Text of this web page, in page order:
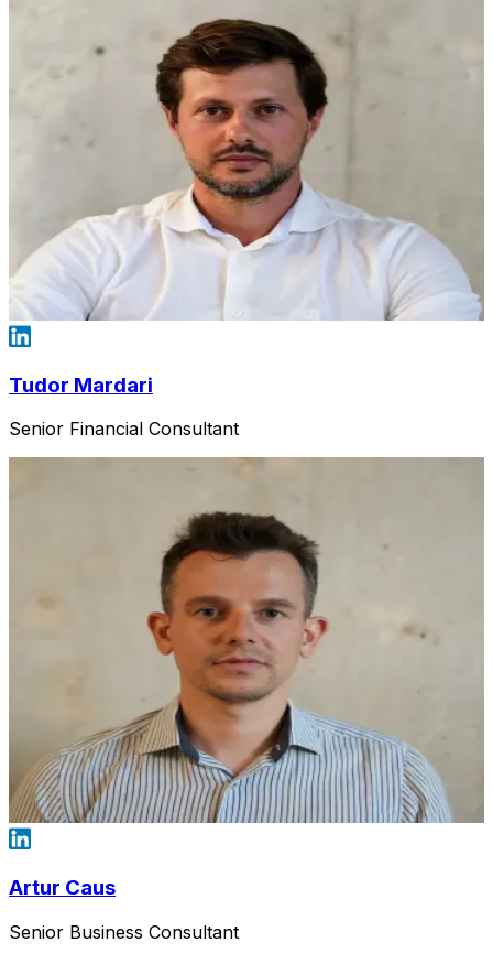
Tudor Mardari
Senior Financial Consultant
Artur Caus
Senior Business Consultant